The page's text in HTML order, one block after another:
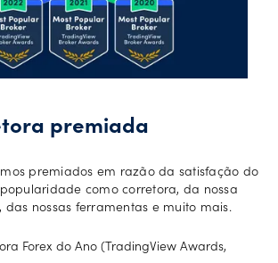
premiada
premiados em razão da satisfação do
como corretora, da nossa
das nossas ferramentas e muito mais.
Forex do Ano (TradingView Awards,